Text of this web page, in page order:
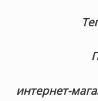
интернет-